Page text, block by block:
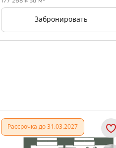
Забронировать
Рассрочка до 31.03.2027